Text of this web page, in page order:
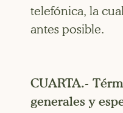
telefónica, la
antes posible.
CUARTA.-
generales y